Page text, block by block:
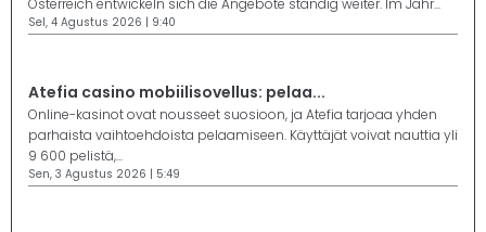
Österreich entwickeln sich die Angebote ständig weiter. Im Jahr...
Sel, 4 Agustus 2026 | 9:40
Atefia casino mobiilisovellus: pelaa...
Online-kasinot ovat nousseet suosioon, ja Atefia tarjoaa yhden
parhaista vaihtoehdoista pelaamiseen. Käyttäjät voivat nauttia yli
9 600 pelistä,...
Sen, 3 Agustus 2026 | 5:49